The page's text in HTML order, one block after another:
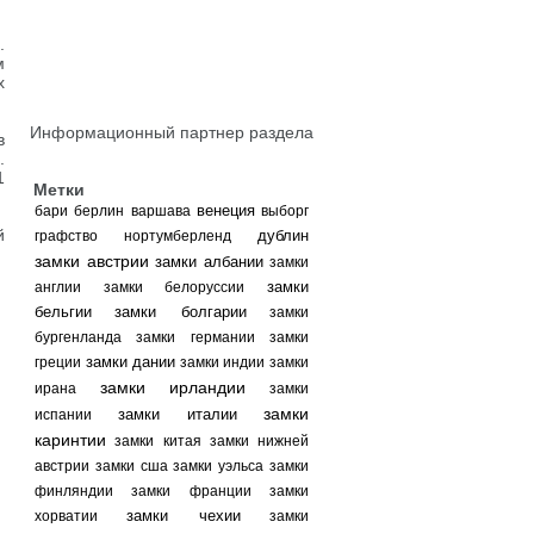
Информационный партнер раздела
Метки
бари берлин варшава венеция выборг
графство нортумберленд
дублин
замки австрии замки албании замки
англии
замки белоруссии
замки
бельгии
замки болгарии
замки
бургенланда
замки германии
замки
греции замки дании замки индии замки
ирана
замки ирландии
замки
испании
замки италии
замки
каринтии замки китая замки нижней
австрии замки сша замки уэльса замки
финляндии
замки франции
замки
хорватии
замки чехии замки